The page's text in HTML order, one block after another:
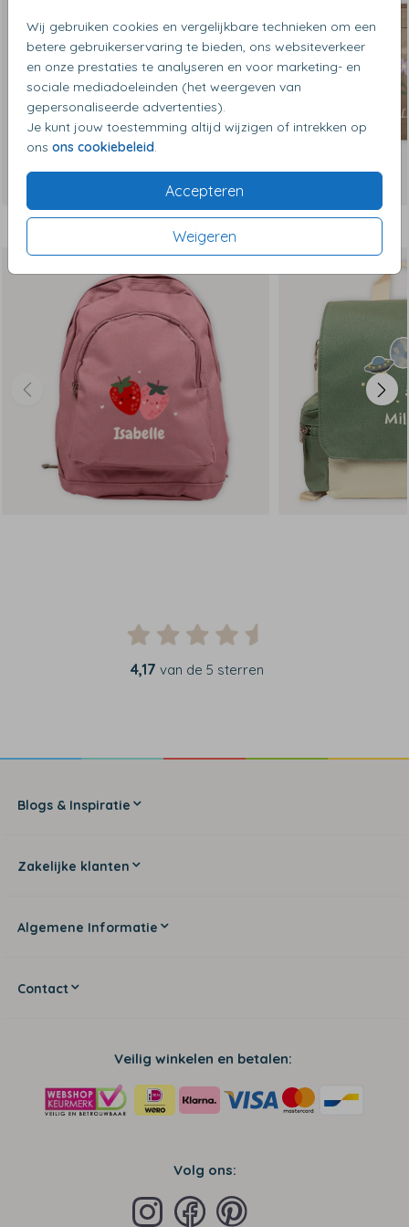
Wij gebruiken cookies en vergelijkbare technieken om een
betere gebruikerservaring te bieden, ons websiteverkeer
en onze prestaties te analyseren en voor marketing- en
sociale mediadoeleinden (het weergeven van
gepersonaliseerde advertenties).
Je kunt jouw toestemming altijd wijzigen of intrekken op
ons ons cookiebeleid
Accepteren
Weigeren
Dit vind je misschien ook leuk
4,17 van de 5 sterren
Blogs & Inspiratie
Zakelijke klanten
Algemene Informatie
Contact
Veilig winkelen en betalen:
Volg ons: